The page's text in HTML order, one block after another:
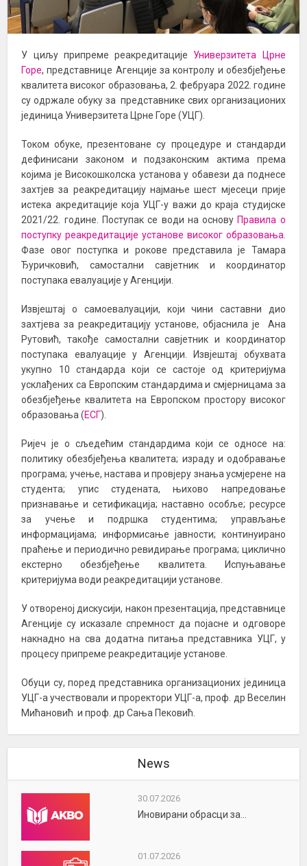
У циљу припреме реакредитације Универзитета Црне
Горе, представнице Агенције за контролу и обезбјеђење
квалитета високог oбразовања, 2. фебруара 2022. године
су одржале обуку за представнике свих организационих
јединица Универзитета Црне Горе (УЦГ).
Током обуке, презентоване су процедуре и стандарди
дефинисани законом и подзаконским актима према
којима је Високошколска установа у обавези да поднесе
захтјев за реакредитацију најмање шест мјесеци прије
истека акредитације која УЦГ-у важи до краја студијске
2021/22. године. Поступак се води на основу Правила о
поступку реакредитације установе високог образовања
Фазе овог поступка и рокове представила је Тамара
Ђуричковић, самостални савјетник и координатор
поступака евалуације у Агенцији.
Извјештај о самоевалуацији, који чини саставни дио
захтјева за реакредитацију установе, објаснила је Ана
Рутовић, такође самостални савјетник и координатор
поступака евалуације у Агенцији. Извјештај обухвата
укупно 10 стандарда који се састоје од критеријума
усклађених са Европским стандардима и смјерницама за
обезбјеђење квалитета на Европском простору високог
образовања (ЕСГ).
Ријеч је о сљедећим стандардима који се односе на:
политику обезбјеђења квалитета; израду и одобравање
програма; учење, настава и провјеру знања усмјерене на
студента; упис студената, њихово напредовање
признавање и сетификација; наставно особље; ресурсе
за учење и подршка студентима; управљање
информацијама; информисање јавности; континуирано
праћење и периодично ревидирање програма; циклично
екстерно обезбјеђење квалитета. Испуњавање
критеријума води реакредитацији установе.
У отвореној дискусији, након презентација, представнице
Агенције су исказале спремност да појасне и одговоре
накнадно на сва додатна питања представника УЦГ, у
процесу припреме реакредитације установе.
Обуци су, поред представника организационих јединица
УЦГ-а учествовали и проректори УЦГ-а, проф. др Веселин
Мићановић и проф. др Сања Пековић.
News
30.07.2026
Иновирани обрасци за...
01.07.2026